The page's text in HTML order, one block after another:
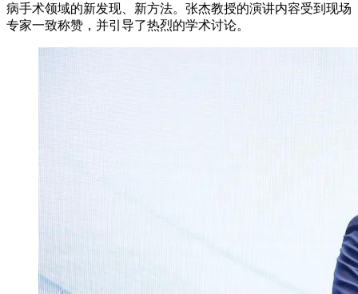
病手术领域的新发现、新方法。张杰教授的演讲内容受到现场
专家一致称赞，并引导了热烈的学术讨论。